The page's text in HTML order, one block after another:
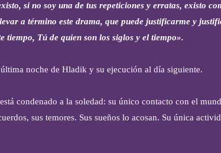
si no soy una de tus repeticiones y erratas, existo
a término este drama, que puede justificarme y
tiempo, Tú de quien son los siglos y el tiempo».
noche de Hladik y su ejecución al día siguiente.
condenado a la soledad: su único contacto con el
sus temores. Sus sueños lo acosan. Su única